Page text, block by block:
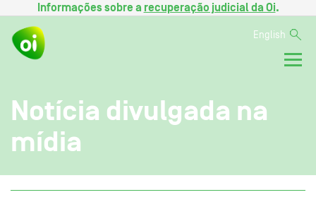
Informações sobre a recuperação judicial da Oi.
English
Notícia divulgada na
mídia